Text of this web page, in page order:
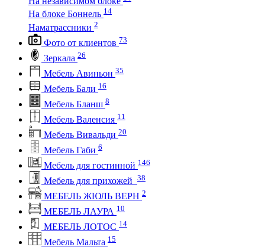
На блоке Боннель 14
Наматрассники 2
Фото от клиентов 73
Зеркала 26
Мебель Авиньон 35
Мебель Бали 16
Мебель Бланш 8
Мебель Валенсия 11
Мебель Вивальди 20
Мебель Габи 6
Мебель для гостинной 146
Мебель для прихожей 38
МЕБЕЛЬ ЖЮЛЬ ВЕРН 2
МЕБЕЛЬ ЛАУРА 10
МЕБЕЛЬ ЛОТОС 14
Мебель Мальта 15